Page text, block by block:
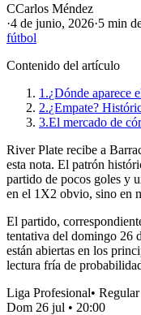
CCarlos Méndez
·4 de junio, 2026·5 min
fútbol
Contenido del artículo
1.¿Dónde aparece
2.¿Empate?
3.El mercado de
River Plate recibe a
esta nota. El patrón
partido de pocos goles y
en el 1X2 obvio, sino en
El partido,
tentativa del domingo 26
están abiertas en los
lectura fría de
Liga Profesional• Regular
Dom 26 jul • 20:00